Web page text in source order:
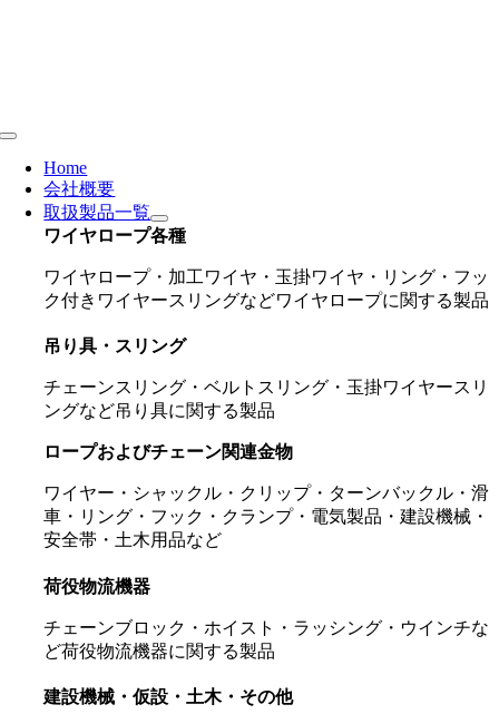
Toggle
NavigationHome
会社概要
取扱製品一覧
ワイヤロープ各種
ワイヤロープ・加工ワイヤ・玉掛ワイヤ・リング・フッ
ク付きワイヤースリングなどワイヤロープに関する製品
吊り具・スリング
チェーンスリング・ベルトスリング・玉掛ワイヤースリ
ングなど吊り具に関する製品
ロープおよびチェーン関連金物
ワイヤー・シャックル・クリップ・ターンバックル・滑
車・リング・フック・クランプ・電気製品・建設機械・
安全帯・土木用品など
荷役物流機器
チェーンブロック・ホイスト・ラッシング・ウインチな
ど荷役物流機器に関する製品
建設機械・仮設・土木・その他